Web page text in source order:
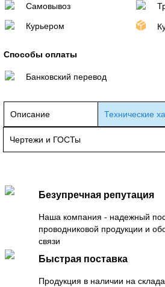
Самовывоз
Курьером
Способы оплаты
Банковский перевод
Описание Технические
Чертежи и ГОСТы
Безупречная репутация
Наша компания - надежный
проводниковой продукции и
связи
Быстрая поставка
Продукция в наличии на